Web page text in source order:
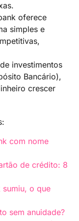
oferece
simples e
investimentos
Bancário),
crescer
com nome
de crédito: 8
sumiu, o que
sem anuidade?